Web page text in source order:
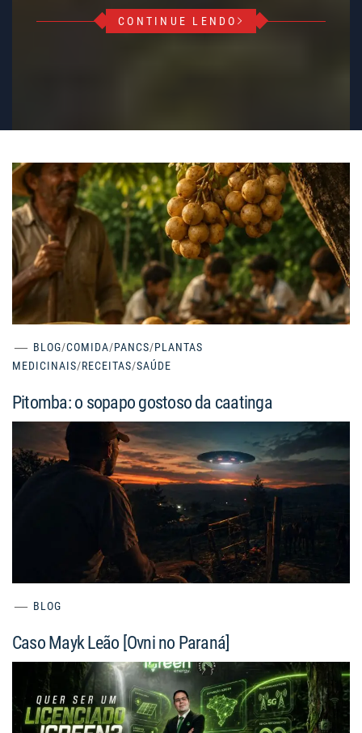
CONTINUE LENDO
BLOG/COMIDA/PANCS/PLANTAS
MEDICINAIS/RECEITAS/SAÚDE
Pitomba: o sopapo gostoso da caatinga
BLOG
Caso Mayk Leão [Ovni no Paraná]